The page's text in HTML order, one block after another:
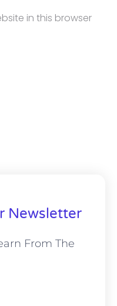
in this browser
Newsletter
From The